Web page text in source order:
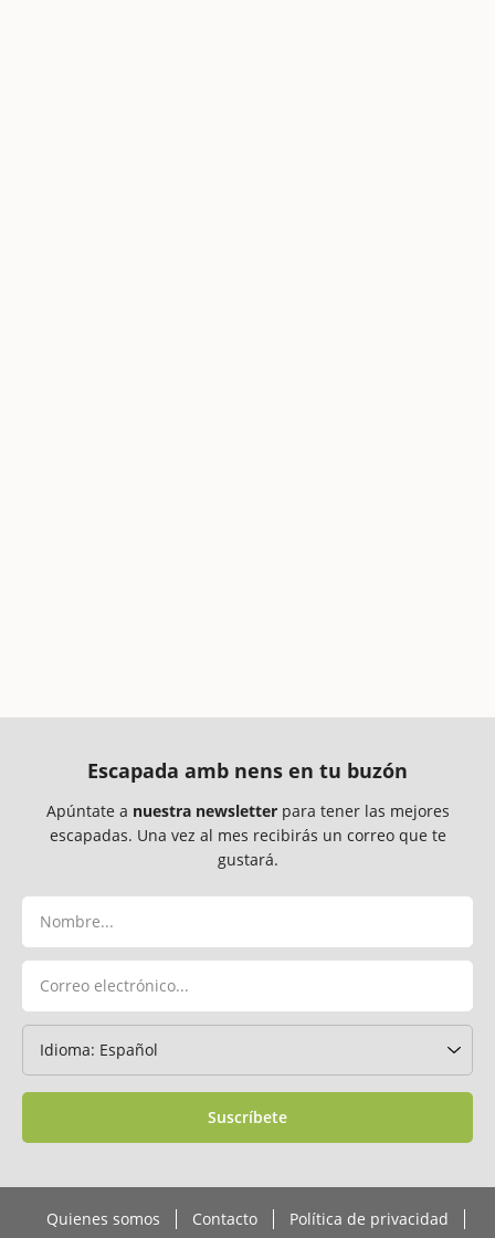
Escapada amb nens en tu buzón
Apúntate a nuestra newsletterpara tener las mejores
escapadas. Una vez al mes recibirás un correo que te
gustará.
Suscríbete
Quienes somos Contacto Política de privacidad